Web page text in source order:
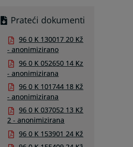
Prateći dokumenti
96 0 K 130017 20 Kž
- anonimizirano
96 0 K 052650 14 Kz
- anonimizirana
96 0 K 101744 18 Kž
- anonimizirana
96 0 K 037052 13 Kž
2 - anonimizirana
96 0 K 153901 24 Kž